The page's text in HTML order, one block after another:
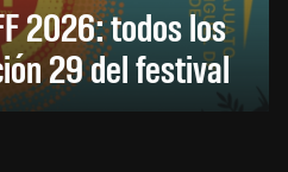
2026: todos los
29 del festival